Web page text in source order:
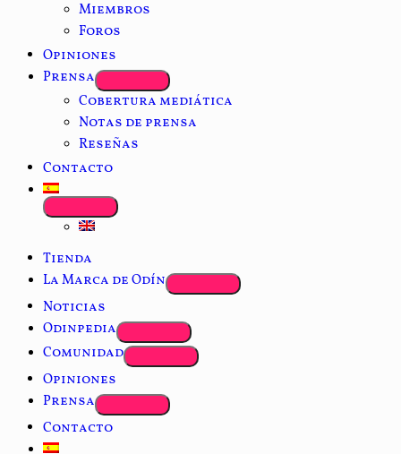
Miembros
Foros
Opiniones
Prensa
Cobertura mediática
Notas de prensa
Reseñas
Contacto
Tienda
La Marca de Odín
Noticias
Odinpedia
Comunidad
Opiniones
Prensa
Contacto